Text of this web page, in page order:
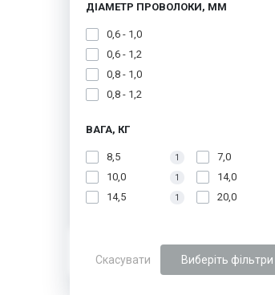
ДІАМЕТР ПРОВОЛОКИ, ММ
0,6 - 1,0
0,6 - 1,2
0,8 - 1,0
0,8 - 1,2
ВАГА, КГ
8,5 1 7,0
10,0 1 14,0
14,5 1 20,0
Скасувати Виберіть фільтри